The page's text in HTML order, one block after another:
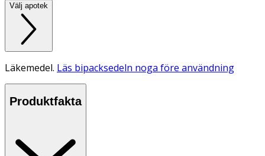
Välj apotek
Läkemedel. Läs bipacksedeln noga före användning
Produktfakta